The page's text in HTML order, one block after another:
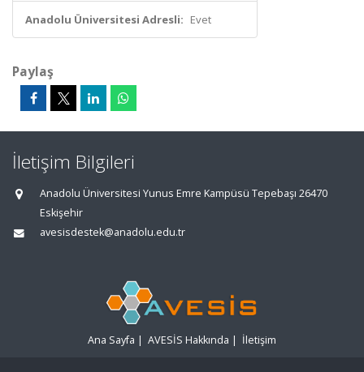
Anadolu Üniversitesi Adresli: Evet
Paylaş
İletişim Bilgileri
Anadolu Üniversitesi Yunus Emre Kampüsü Tepebaşı 26470
Eskişehir
avesisdestek@anadolu.edu.tr
Ana Sayfa | AVESİS Hakkında | İletişim